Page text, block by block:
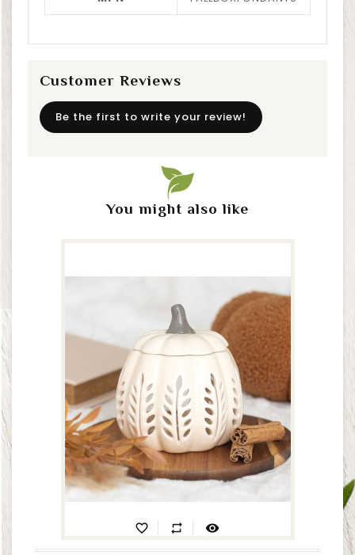
Customer Reviews
Be the first to write your review!
You might also like
favorite_border repeat visibility